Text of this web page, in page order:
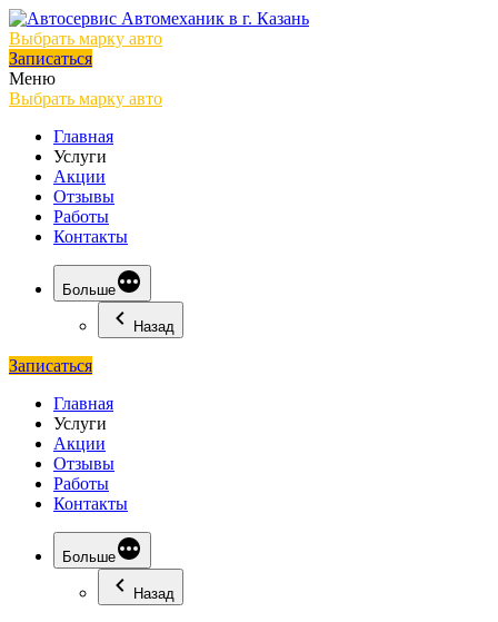
Выбрать марку авто
Записаться
Меню
Выбрать марку авто
Главная
Услуги
Акции
Отзывы
Работы
Контакты
Больше
Назад
Записаться
Главная
Услуги
Акции
Отзывы
Работы
Контакты
Больше
Назад